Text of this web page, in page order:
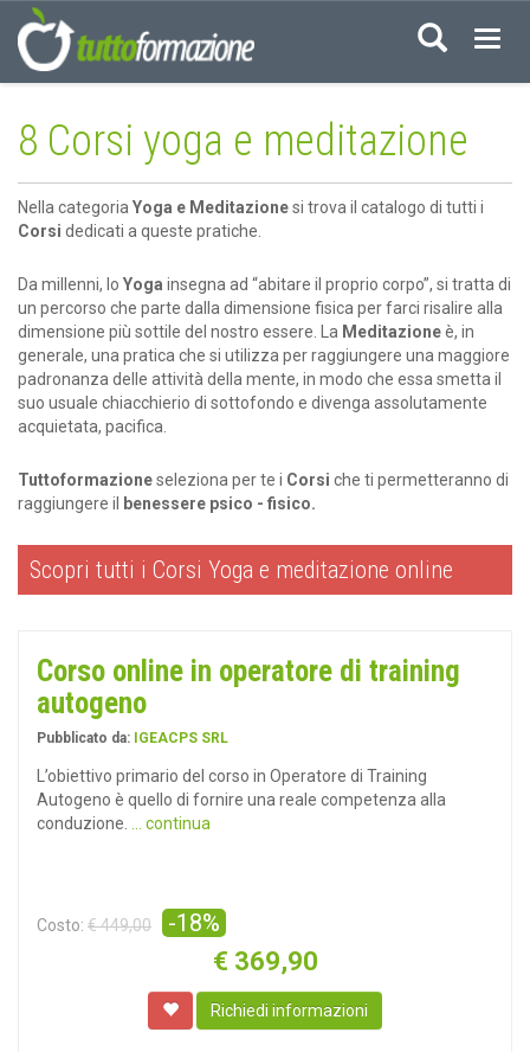
8 Corsi yoga e meditazione
Nella categoria Yoga e Meditazionesi trova il catalogo di tutti i
Corsi dedicati a queste pratiche.
Da millenni, lo Yoga insegna ad “abitare il proprio corpo”, si tratta di
un percorso che parte dalla dimensione fisica per farci risalire alla
dimensione più sottile del nostro essere. La Meditazioneè, in
generale, una pratica che si utilizza per raggiungere una maggiore
padronanza delle attività della mente, in modo che essa smetta il
suo usuale chiacchierio di sottofondo e divenga assolutamente
acquietata, pacifica.
Tuttoformazioneseleziona per te i Corsi che ti permetteranno di
raggiungere il
benessere psico - fisico.
Scopri tutti i Corsi Yoga e meditazione online
Corso online in operatore di training
autogeno
Pubblicato da: IGEACPS SRL
L’obiettivo primario del corso in Operatore di Training
Autogeno è quello di fornire una reale competenza alla
conduzione.
... continua
Costo: € 449,00 -18%
€ 369,90
Richiedi informazioni